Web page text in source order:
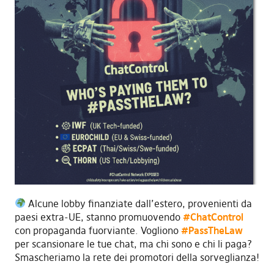
Alcune lobby finanziate dall’estero, provenienti da
paesi extra-UE, stanno promuovendo #ChatControl
con propaganda fuorviante. Vogliono #PassTheLaw
per scansionare le tue chat, ma chi sono e chi li paga?
Smascheriamo la rete dei promotori della sorveglianza!